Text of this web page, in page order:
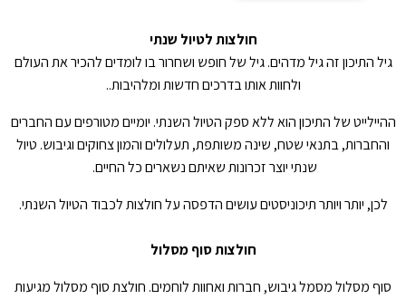
חולצות לטיול שנתי
גיל התיכון זה גיל מדהים. גיל של חופש ושחרור בו לומדים להכיר את העולם
ולחוות אותו בדרכים חדשות ומלהיבות..
ההיילייט של התיכון הוא ללא ספק הטיול השנתי. יומיים מטורפים עם החברים
והחברות, בתנאי שטח, שינה משותפת, תעלולים והמון צחוקים וגיבוש. טיול
שנתי יוצר זכרונות שאיתם נשארים כל החיים.
לכן, יותר ויותר תיכוניסטים עושים הדפסה על חולצות לכבוד הטיול השנתי.
חולצות סוף מסלול
סוף מסלול מסמל גיבוש, חברות ואחוות לוחמים. חולצת סוף מסלול מגיעות